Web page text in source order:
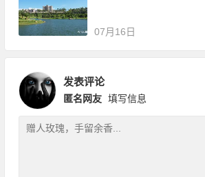
07月16日
发表评论
匿名网友 填写信息